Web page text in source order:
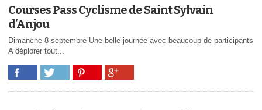
Courses Pass Cyclisme de Saint Sylvain
d’Anjou
Dimanche 8 septembre Une belle journée avec beaucoup de participants
A déplorer tout...